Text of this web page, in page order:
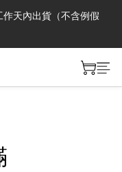
天內出貨（不含例假